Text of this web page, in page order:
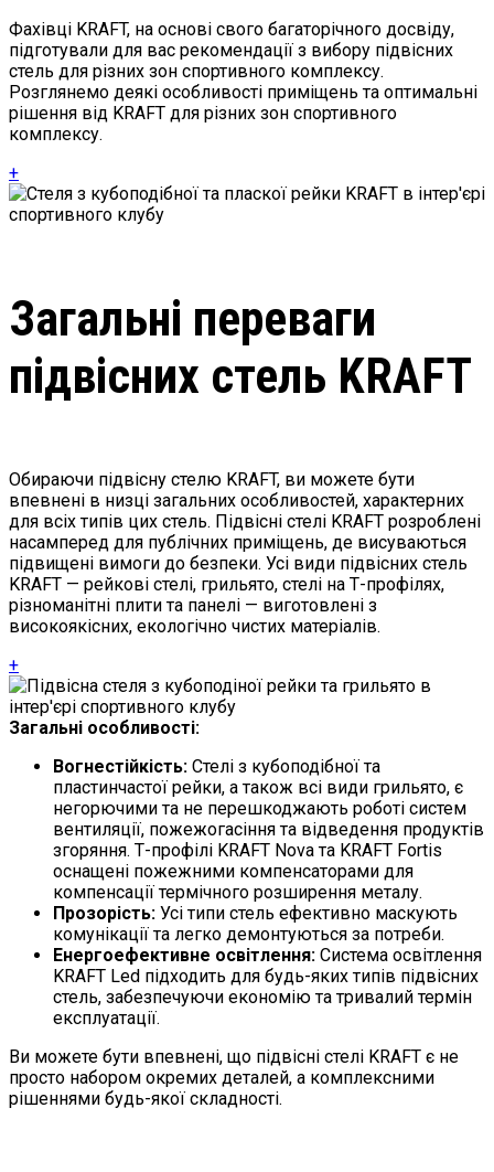
Фахівці KRAFT, на основі свого багаторічного досвіду,
підготували для вас рекомендації з вибору підвісних
стель для різних зон спортивного комплексу.
Розглянемо деякі особливості приміщень та оптимальні
рішення від KRAFT для різних зон спортивного
комплексу.
+
Загальні переваги
підвісних стель KRAFT
Обираючи підвісну стелю KRAFT, ви можете бути
впевнені в низці загальних особливостей, характерних
для всіх типів цих стель. Підвісні стелі KRAFT розроблені
насамперед для публічних приміщень, де висуваються
підвищені вимоги до безпеки. Усі види підвісних стель
KRAFT — рейкові стелі, грильято, стелі на Т-профілях,
різноманітні плити та панелі — виготовлені з
високоякісних, екологічно чистих матеріалів.
+
Загальні особливості:
Вогнестійкість: Стелі з кубоподібної та
пластинчастої рейки, а також всі види грильято, є
негорючими та не перешкоджають роботі систем
вентиляції, пожежогасіння та відведення продуктів
згоряння. Т-профілі KRAFT Nova та KRAFT Fortis
оснащені пожежними компенсаторами для
компенсації термічного розширення металу.
Прозорість: Усі типи стель ефективно маскують
комунікації та легко демонтуються за потреби.
Енергоефективне освітлення: Система освітлення
KRAFT Led підходить для будь-яких типів підвісних
стель, забезпечуючи економію та тривалий термін
експлуатації.
Ви можете бути впевнені, що підвісні стелі KRAFT є не
просто набором окремих деталей, а комплексними
рішеннями будь-якої складності.